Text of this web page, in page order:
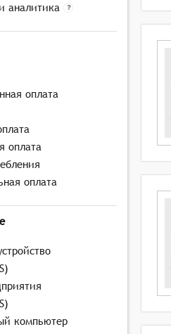
аналитика
оплата
оплата
оплата
компьютер